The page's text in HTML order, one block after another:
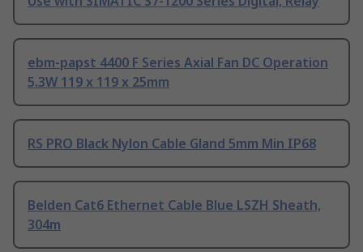
ebm-papst 4400 F Series Axial Fan DC Operation
5.3W 119 x 119 x 25mm
RS PRO Black Nylon Cable Gland 5mm Min IP68
Belden Cat6 Ethernet Cable Blue LSZH Sheath,
304m